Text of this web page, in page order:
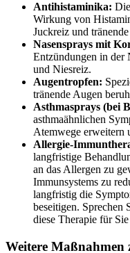
Antihistaminika:
Wirkung von
Juckreiz und
Nasensprays mit
Entzündungen in der
und Niesreiz.
Augentropfen:
tränende Augen
Asthmasprays (bei
asthmaähnlichen
Atemwege erweitern
Allergie-
langfristige
an das Allergen zu
Immunsystems zu
langfristig die
beseitigen. Sprechen
diese Therapie für
Weitere Maßnahmen